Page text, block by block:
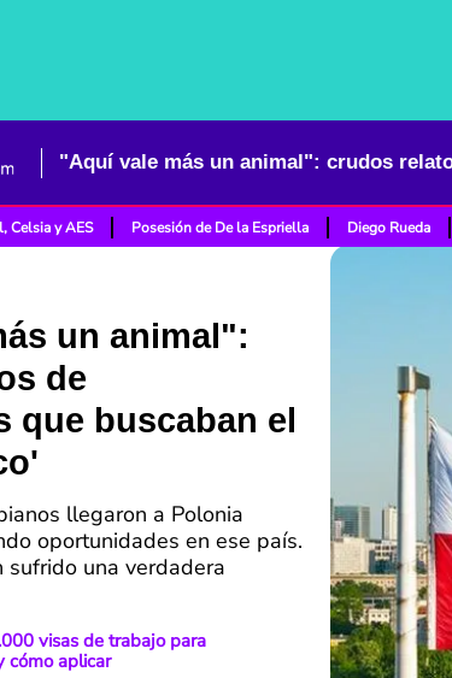
Celsia y AES Posesión de De la Espriella Diego Rueda
un animal":
de
que buscaban el
llegaron a Polonia
oportunidades en ese país.
una verdadera
visas de trabajo para
cómo aplicar